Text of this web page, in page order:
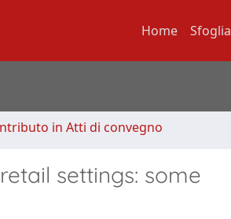
Home Sfoglia
in Atti di convegno
settings: some